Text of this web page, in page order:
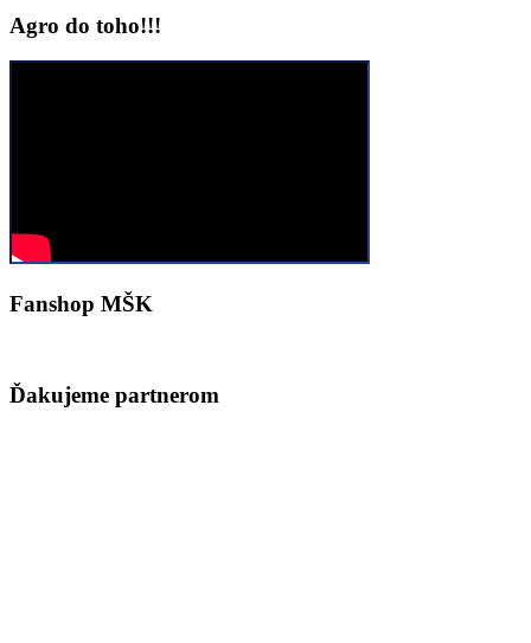
Agro do toho!!!
Fanshop MŠK
Ďakujeme partnerom